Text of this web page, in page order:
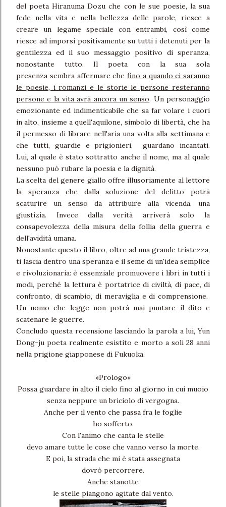
del poeta Hiranuma Dozu che con le sue poesie, la sua
fede nella vita e nella bellezza delle parole, riesce a
creare un legame speciale con entrambi, così come
riesce ad imporsi positivamente su tutti i detenuti per la
gentilezza ed il suo messaggio positivo di speranza,
nonostante tutto. Il poeta con la sua sola
presenza sembra affermare che fino a quando ci saranno
le poesie, i romanzi e le storie le persone resteranno
persone e la vita avrà ancora un senso. Un personaggio
emozionante ed indimenticabile che sa far volare i cuori
in alto, insieme a quell'aquilone, simbolo di libertà, che ha
il permesso di librare nell'aria una volta alla settimana e
che tutti, guardie e prigionieri, guardano incantati.
Lui, al quale è stato sottratto anche il nome, ma al quale
nessuno può rubare la poesia e la dignità.
La scelta del genere giallo offre illusoriamente al lettore
la speranza che dalla soluzione del delitto potrà
scaturire un senso da attribuire alla vicenda, una
giustizia. Invece dalla verità arriverà solo la
consapevolezza della misura della follia della guerra e
dell'avidità umana.
Nonostante questo il libro, oltre ad una grande tristezza,
ti lascia dentro una speranza e il seme di un'idea semplice
e rivoluzionaria: è essenziale promuovere i libri in tutti i
modi, perché la lettura è portatrice di civiltà, di pace, di
confronto, di scambio, di meraviglia e di comprensione.
Un uomo che legge non potrà mai puntare il dito e
scatenare le guerre.
Concludo questa recensione lasciando la parola a lui, Yun
Dong-ju poeta realmente esistito e morto a soli 28 anni
nella prigione giapponese di Fukuoka.
«Prologo»
Possa guardare in alto il cielo fino al giorno in cui muoio
senza neppure un briciolo di vergogna.
Anche per il vento che passa fra le foglie
ho sofferto.
Con l'animo che canta le stelle
devo amare tutte le cose che vanno verso la morte.
E poi, la strada che mi è stata assegnata
dovrò percorrere.
Anche stanotte
le stelle piangono agitate dal vento.